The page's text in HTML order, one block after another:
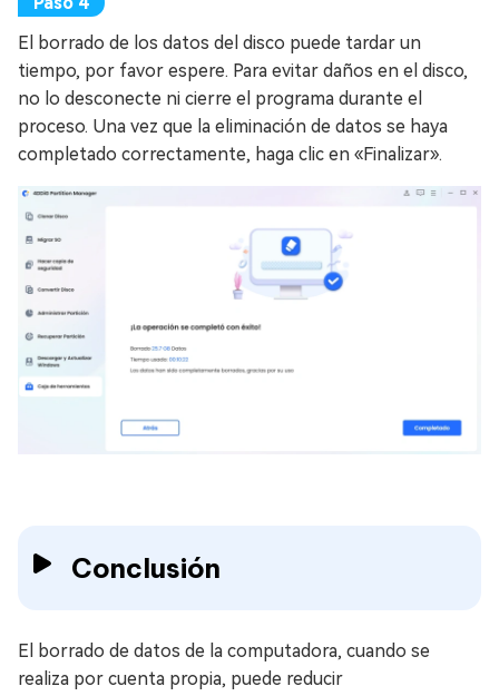
El borrado de los datos del disco puede tardar un
tiempo, por favor espere. Para evitar daños en el disco,
no lo desconecte ni cierre el programa durante el
proceso. Una vez que la eliminación de datos se haya
completado correctamente, haga clic en «Finalizar».
Conclusión
El borrado de datos de la computadora, cuando se
realiza por cuenta propia, puede reducir